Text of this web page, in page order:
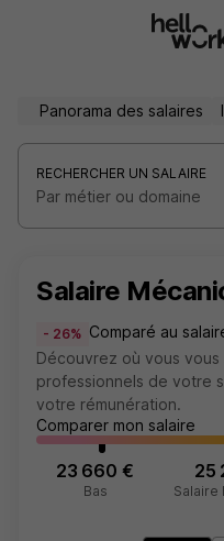
Panorama des salaires
RECHERCHER UN SALAIRE
Par métier ou domaine
Salaire
- 26% Comparé au
Découvrez où vous
professionnels de votre
votre rémunération.
Comparer mon salaire
23 660 €
Bas
25
Salaire